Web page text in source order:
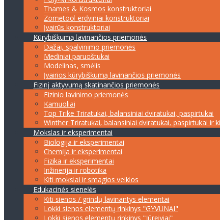
Thames & Kosmos konstruktoriai
Zometool erdviniai konstruktoriai
Įvairūs konstruktoriai
Kūrybiškumą lavinančios priemonės
Dažai, spalvinimo priemonės
Mediniai paruoštukai
Modelinas, smėlis
Įvairios kūrybiškumą lavinančios priemonės
Fizinį aktyvumą skatinančios priemonės
Fizinio lavinimo priemonės
Kamuoliai
Top Trike Triratukai, balansiniai dviratukai, paspirtukai
Winther Triratukai, balansiniai dviratukai, paspirtukai ir
Mokslas ir eksperimentai
Biologija ir eksperimentai
Chemija ir eksperimentai
Fizika ir eksperimentai
Inžinerija ir robotika
Kiti mokslai ir smagios veiklos
Edukacinės sienelės
Kiti sienos / grindų lavinantys elementai
Lokki sienos elementų rinkinys "GYVŪNAI"
Lokki sienos elementų rinkinys "Jūreiviai"